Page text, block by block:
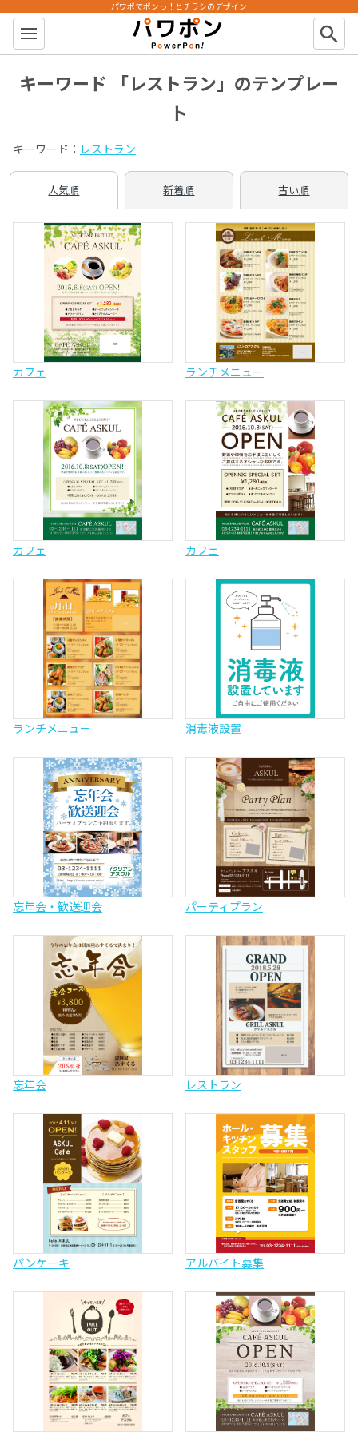
パワポン
パワポでポンっ！とチラシのデザイン
search
キーワード 「レストラン」のテンプレー
ト
キーワード： レストラン
人気順 新着順 古い順
カフェ ランチメニュー
カフェ カフェ
ランチメニュー 消毒液設置
忘年会・歓送迎会 パーティプラン
忘年会 レストラン
パンケーキ アルバイト募集